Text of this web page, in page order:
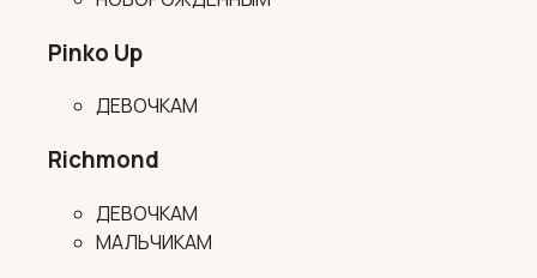
Pinko Up
ДЕВОЧКАМ
Richmond
ДЕВОЧКАМ
МАЛЬЧИКАМ